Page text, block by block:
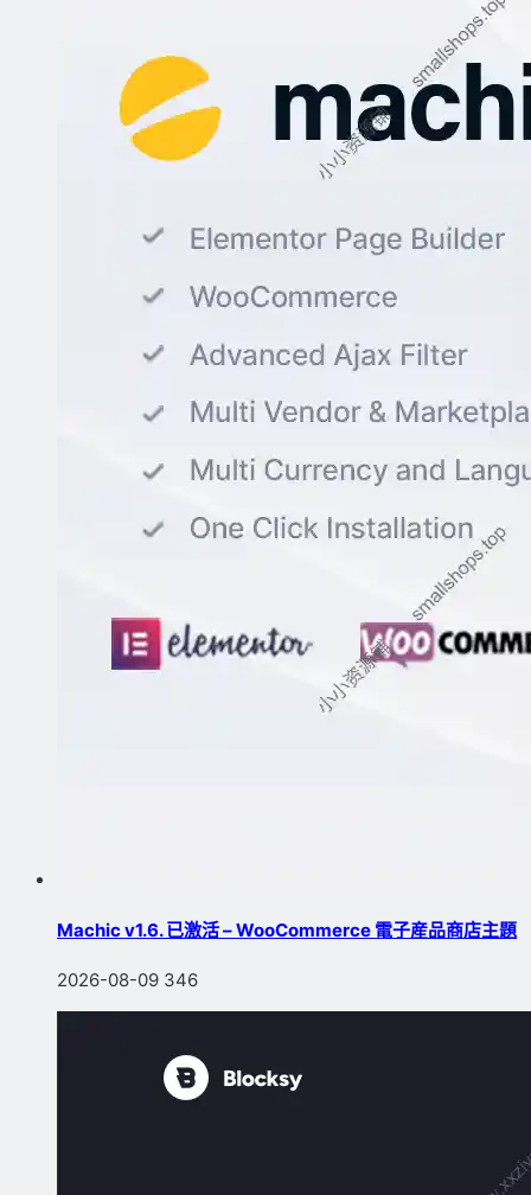
Machic v1.6. 已激活 – WooCommerce 電子産品商店主題
2026-08-09 346